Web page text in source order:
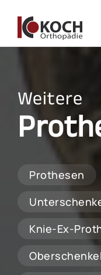
Prothesen
Knie-Ex-
Weitere